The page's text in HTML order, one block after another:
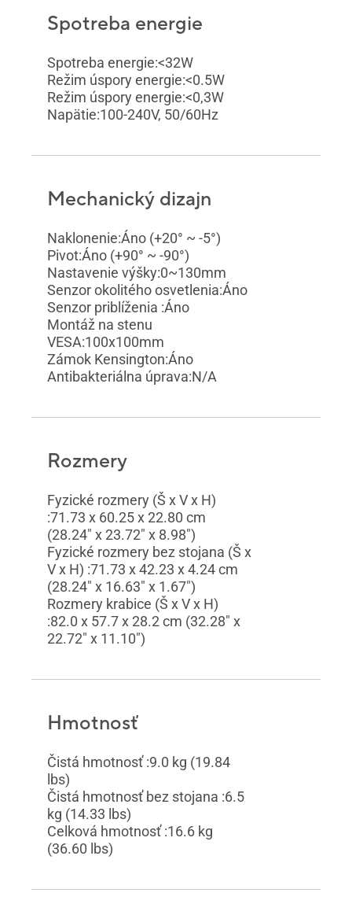
Spotreba energie
Spotreba energie:<32W
Režim úspory energie:<0.5W
Režim úspory energie:<0,3W
Napätie:100-240V, 50/60Hz
Mechanický dizajn
Naklonenie:Áno (+20° ~ -5°)
Pivot:Áno (+90° ~ -90°)
Nastavenie výšky:0~130mm
Senzor okolitého osvetlenia:Áno
Senzor priblíženia :Áno
Montáž na stenu
VESA:100x100mm
Zámok Kensington:Áno
Antibakteriálna úprava:N/A
Rozmery
Fyzické rozmery (Š x V x H)
:71.73 x 60.25 x 22.80 cm
(28.24" x 23.72" x 8.98")
Fyzické rozmery bez stojana (Š x
V x H) :71.73 x 42.23 x 4.24 cm
(28.24" x 16.63" x 1.67")
Rozmery krabice (Š x V x H)
:82.0 x 57.7 x 28.2 cm (32.28" x
22.72" x 11.10")
Hmotnosť
Čistá hmotnosť :9.0 kg (19.84
lbs)
Čistá hmotnosť bez stojana :6.5
kg (14.33 lbs)
Celková hmotnosť :16.6 kg
(36.60 lbs)